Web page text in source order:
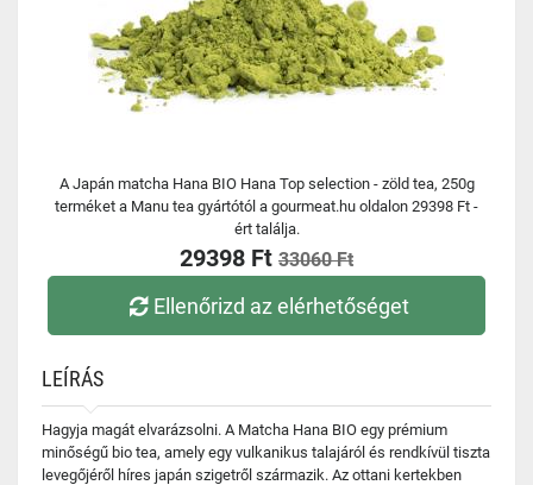
A Japán matcha Hana BIO Hana Top selection - zöld tea, 250g
terméket a Manu tea gyártótól a gourmeat.hu oldalon 29398 Ft -
ért találja.
29398 Ft 33060 Ft
Ellenőrizd az elérhetőséget
LEÍRÁS
Hagyja magát elvarázsolni. A Matcha Hana BIO egy prémium
minőségű bio tea, amely egy vulkanikus talajáról és rendkívül tiszta
levegőjéről híres japán szigetről származik. Az ottani kertekben